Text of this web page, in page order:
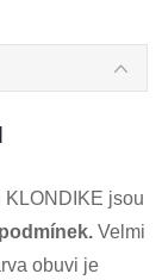
KLONDIKE jsou
Velmi
obuvi je